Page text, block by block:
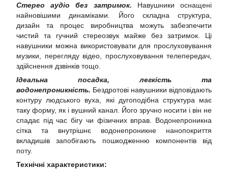
Стерео аудіо без затримок. Навушники оснащені
найновішими динаміками. Його складна структура,
дизайн та процес виробництва можуть забезпечити
чистий та гучний стереозвук майже без затримок. Ці
навушники можна використовувати для прослуховування
музики, перегляду відео, прослуховування телепередач,
здійснення дзвінків тощо.
Ідеальна посадка, легкість та
водонепроникність. Бездротові навушники відповідають
контуру людського вуха, які дугоподібна структура має
таку форму, як і вушний канал. Його зручно носити і він не
спадає під час бігу чи фізичних вправ. Водонепроникна
сітка та внутрішнє водонепроникне нанопокриття
вкладишів запобігають пошкодженню компонентів від
поту.
Технічні характеристики: